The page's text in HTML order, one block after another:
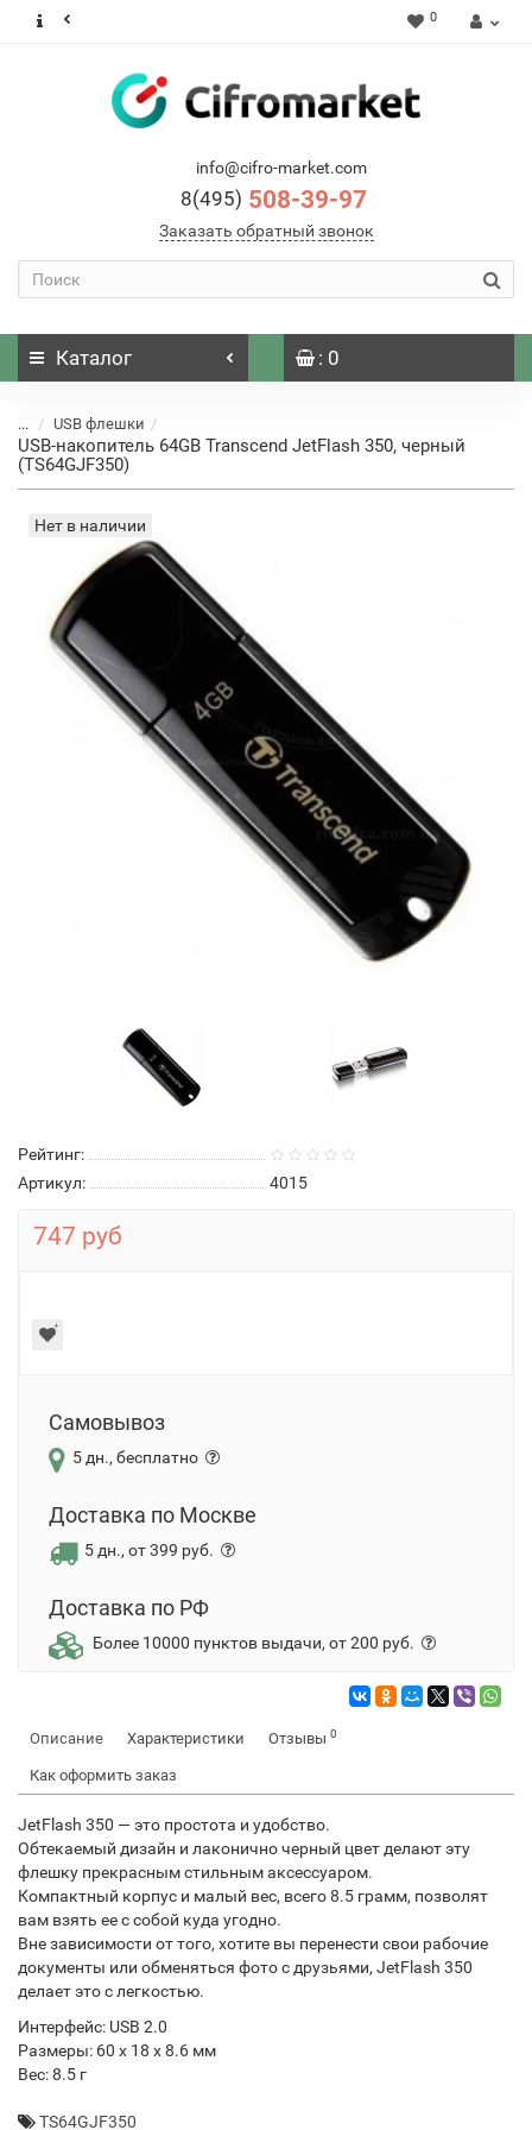
0
info@cifro-market.com
8(495) 508-39-97
Заказать обратный звонок
Каталог : 0
... USB флешки
USB-накопитель 64GB Transcend JetFlash 350, черный
(TS64GJF350)
Нет в наличии
Рейтинг:
Артикул:
4015
747 руб
Самовывоз
5 дн., бесплатно
Доставка по Москве
5 дн., от 399 руб.
Доставка по РФ
Более 10000 пунктов выдачи, от 200 руб.
Описание Характеристики Отзывы 0
Как оформить заказ
JetFlash 350 — это простота и удобство.
Обтекаемый дизайн и лаконично черный цвет делают эту
флешку прекрасным стильным аксессуаром.
Компактный корпус и малый вес, всего 8.5 грамм, позволят
вам взять ее с собой куда угодно.
Вне зависимости от того, хотите вы перенести свои рабочие
документы или обменяться фото с друзьями, JetFlash 350
делает это с легкостью.
Интерфейс: USB 2.0
Размеры: 60 x 18 x 8.6 мм
Вес: 8.5 г
TS64GJF350